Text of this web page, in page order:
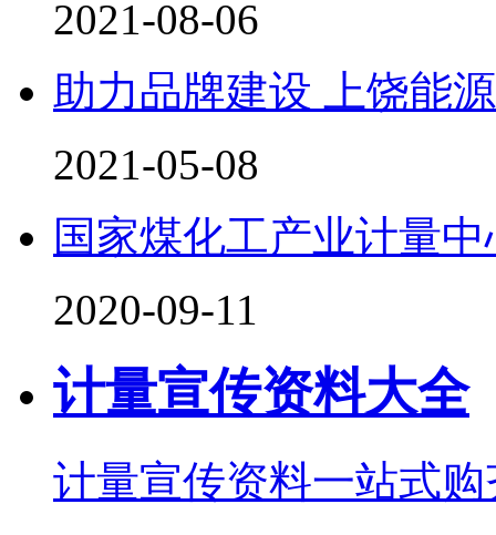
2021-08-06
助力品牌建设 上饶能
2021-05-08
国家煤化工产业计量
2020-09-11
计量宣传资料大全
计量宣传资料一站式购